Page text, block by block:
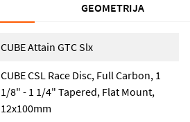
GEOMETRIJA
CUBE Attain GTC Slx
CUBE CSL Race Disc, Full Carbon, 1
1/8" - 1 1/4" Tapered, Flat Mount,
12x100mm